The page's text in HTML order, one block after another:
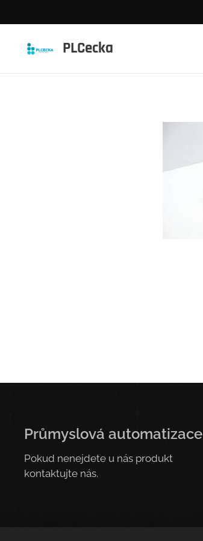
PLCecka
Průmyslová automatizace
Pokud nenejdete u nás produkt
kontaktujte nás.